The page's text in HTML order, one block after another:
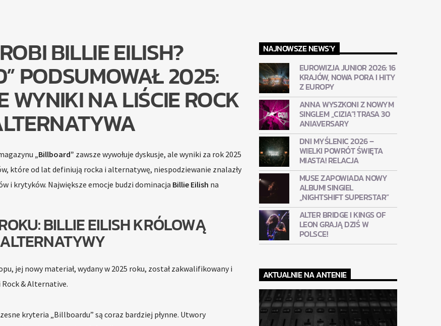
BILLIE EILISH?
PODSUMOWAŁ 2025:
WYNIKI NA LIŚCIE ROCK
„Billboard” zawsze wywołuje dyskusje, ale wyniki za rok 2025
które od lat definiują rocka i alternatywę, niespodziewanie znalazły
i krytyków. Największe emocje budzi dominacja Billie Eilish na
BILLIE EILISH KRÓLOWĄ
ALTERNATYWY
jej nowy materiał, wydany w 2025 roku, został zakwalifikowany i
& Alternative.
kryteria „Billboardu” są coraz bardziej płynne. Utwory
NAJNOWSZE NEWS'Y
EUROWIZJA JUNIOR 2026: 16
KRAJÓW, NOWA PORA I HITY
Z EUROPY
ANNA WYSZKONI Z NOWYM
SINGLEM „CIZIA”! TRASA 30
ANIAVERSARY
DNI MYŚLENIC 2026 –
WIELKI POWRÓT ŚWIĘTA
MIASTA! RELACJA
MUSE ZAPOWIADA NOWY
ALBUM! SINGIEL
„NIGHTSHIFT SUPERSTAR”
ALTER BRIDGE I KINGS OF
LEON GRAJĄ DZIŚ W
POLSCE!
AKTUALNIE NA ANTENIE